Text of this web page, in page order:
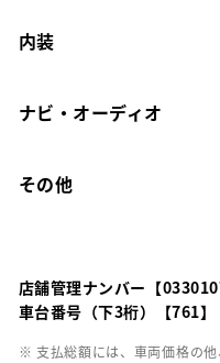
内装
ナビ・オーディオ
その他
店舗管理ナンバー【
車台番号（下3桁）【761】
※ 支払総額には、車両価格の